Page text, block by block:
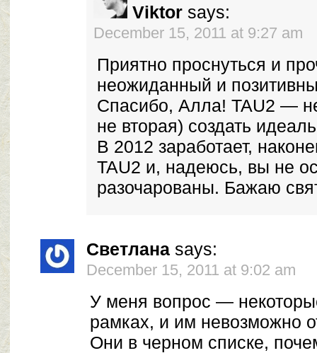
Viktor says:
December 15, 2011 at 9:27 am
Приятно проснуться и
неожиданный и
Спасибо, Алла! TAU2 —
не вторая) создать
В 2012 заработает,
TAU2 и, надеюсь, вы не
разочарованы. Бажаю
Светлана says:
December 15, 2011 at 9:02 am
У меня вопрос —
рамках, и им невозможно
Они в черном списке,